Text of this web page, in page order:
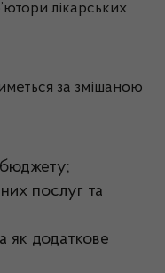
лікарських
за змішаною
послуг та
як додаткове